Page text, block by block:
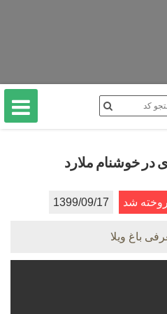
شد 1399/09/17
باغ ویلا